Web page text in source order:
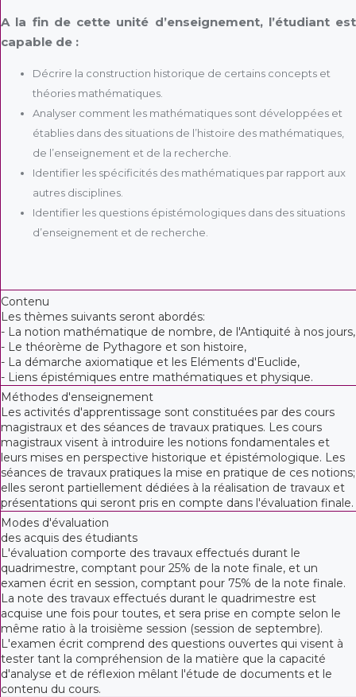
A la fin de cette unité d’enseignement, l’étudiant est
capable de :
Décrire la construction historique de certains concepts et
théories mathématiques.
Analyser comment les mathématiques sont développées et
établies dans des situations de l’histoire des mathématiques,
de l’enseignement et de la recherche.
Identifier les spécificités des mathématiques par rapport aux
autres disciplines.
Identifier les questions épistémologiques dans des situations
d’enseignement et de recherche.
Contenu
Les thèmes suivants seront abordés:
- La notion mathématique de nombre, de l'Antiquité à nos jours,
- Le théorème de Pythagore et son histoire,
- La démarche axiomatique et les Eléments d'Euclide,
- Liens épistémiques entre mathématiques et physique.
Méthodes d'enseignement
Les activités d'apprentissage sont constituées par des cours
magistraux et des séances de travaux pratiques. Les cours
magistraux visent à introduire les notions fondamentales et
leurs mises en perspective historique et épistémologique. Les
séances de travaux pratiques la mise en pratique de ces notions;
elles seront partiellement dédiées à la réalisation de travaux et
présentations qui seront pris en compte dans l'évaluation finale.
Modes d'évaluation
des acquis des étudiants
L'évaluation comporte des travaux effectués durant le
quadrimestre, comptant pour 25% de la note finale, et un
examen écrit en session, comptant pour 75% de la note finale.
La note des travaux effectués durant le quadrimestre est
acquise une fois pour toutes, et sera prise en compte selon le
même ratio à la troisième session (session de septembre).
L'examen écrit comprend des questions ouvertes qui visent à
tester tant la compréhension de la matière que la capacité
d'analyse et de réflexion mêlant l'étude de documents et le
contenu du cours.